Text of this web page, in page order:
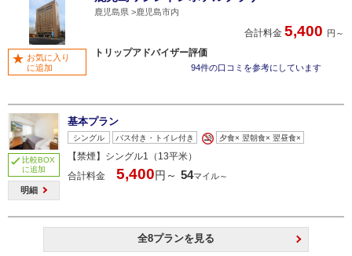
鹿児島県 鹿児島市内
合計料金 5,400 円～
トリップアドバイザー評価
94件の口コミを参考にしています
お気に入り
に追加
比較BOX
に追加
明細
基本プラン
シングル バス付き・トイレ付き 夕食× 翌朝食× 翌昼食×
【禁煙】シングル1（13平米）
合計料金
5,400円～ 54マイル～
全8プランを見る